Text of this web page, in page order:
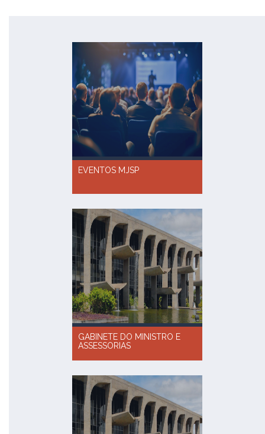
EVENTOS MJSP
GABINETE DO MINISTRO E
ASSESSORIAS